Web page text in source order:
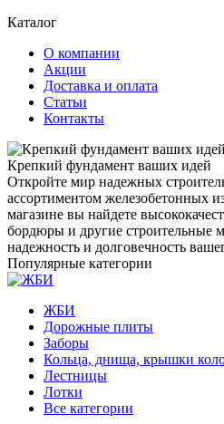
Каталог
О компании
Акции
Доставка и оплата
Статьи
Контакты
Крепкий фундамент ваших идей
Откройте мир надежных
ассортиментом железобетонных
магазине вы найдете
бордюры и другие строительные
надежность и долговечность
Популярные категории
ЖБИ
Дорожные плиты
Заборы
Кольца, днища, крышки
Лестницы
Лотки
Все категории